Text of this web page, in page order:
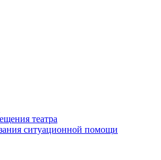
театра
ситуационной помощи